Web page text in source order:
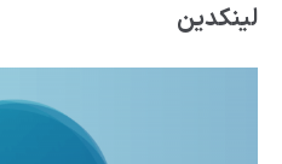
لینکدین